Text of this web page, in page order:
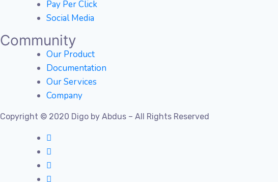
Pay Per Click
Social Media
Community
Our Product
Documentation
Our Services
Company
Copyright © 2020 Digo by Abdus – All Rights Reserved